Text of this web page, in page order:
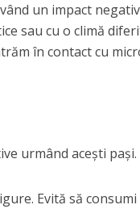
un impact
sau cu o climă
în contact cu
urmând aceşti paşi.
Evită să